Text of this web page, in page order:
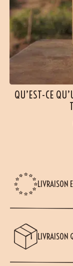
QU’EST-CE
LIVRAISON
LIVRAISON